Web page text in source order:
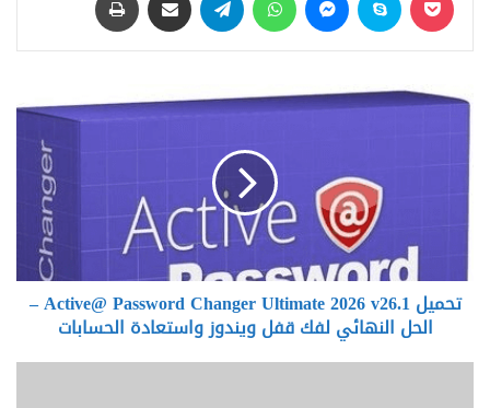
تحميل
Password
Changer
Ultimate
v26.1
الحل
النهائي
ويندوز
تحميل Active@ Password Changer Ultimate 2026 v26.1 –
الحل النهائي لفك قفل ويندوز واستعادة الحسابات